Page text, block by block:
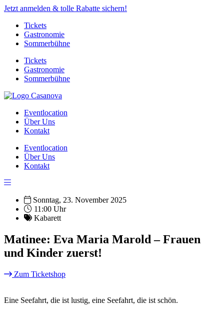
Jetzt anmelden & tolle Rabatte sichern!
Tickets
Gastronomie
Sommerbühne
Tickets
Gastronomie
Sommerbühne
Eventlocation
Über Uns
Kontakt
Eventlocation
Über Uns
Kontakt
Sonntag, 23. November 2025
11:00 Uhr
Kabarett
Matinee: Eva Maria Marold – Frauen
und Kinder zuerst!
Zum Ticketshop
Eine Seefahrt, die ist lustig, eine Seefahrt, die ist schön.